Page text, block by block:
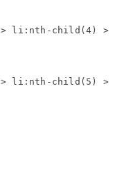
> li:nth-child(4) >
> li:nth-child(5) >